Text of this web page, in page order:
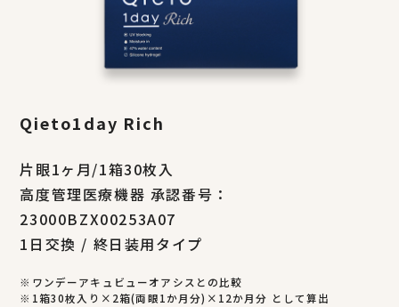
Qieto1day Rich
片眼1ヶ月/1箱30枚入
高度管理医療機器 承認番号：
23000BZX00253A07
1日交換 / 終日装用タイプ
※ワンデーアキュビューオアシスとの比較
※1箱30枚入り×2箱(両眼1か月分)×12か月分 として算出